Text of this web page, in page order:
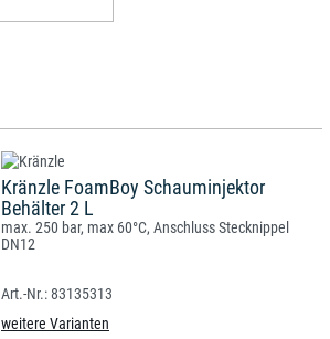
Kränzle FoamBoy Schauminjektor
Behälter 2 L
max. 250 bar, max 60°C, Anschluss Stecknippel
DN12
83135313
weitere Varianten